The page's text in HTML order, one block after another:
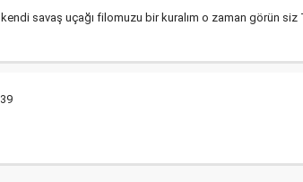
savaş uçağı filomuzu bir kuralım o zaman görün siz